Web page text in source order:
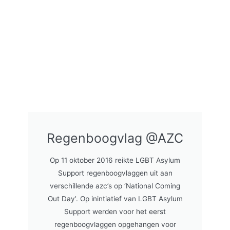
Regenboogvlag @AZC
Op 11 oktober 2016 reikte LGBT Asylum
Support regenboogvlaggen uit aan
verschillende azc’s op ‘National Coming
Out Day’. Op inintiatief van LGBT Asylum
Support werden voor het eerst
regenboogvlaggen opgehangen voor